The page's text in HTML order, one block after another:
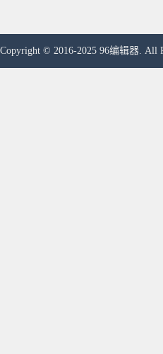
Copyright © 2016-2025 96编辑器. All